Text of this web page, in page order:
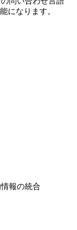
になります。
報の統合